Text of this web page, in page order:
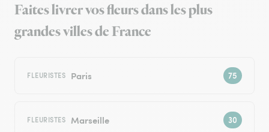
Faites livrer vos fleurs dans les plus
grandes villes de France
FLEURISTES Paris
FLEURISTES Marseille